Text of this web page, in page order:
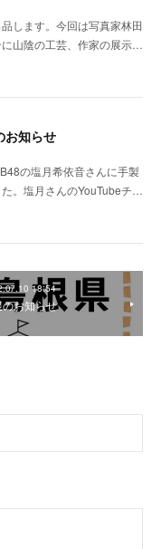
します。今回は写真家林田
山陰の工芸、作家の展示…
お知らせ
の塩月希依音さんに手製
。塩月さんのYouTubeチ…
18:54
のお知らせ